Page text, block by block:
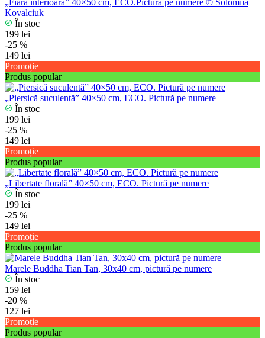
„Fiara interioară” 40×50 cm, ECO.Pictură pe numere © Solomiia
Kovalciuk
În stoc
199 lei
-25 %
149 lei
Promoție
Produs popular
„Piersică suculentă” 40×50 cm, ECO. Pictură pe numere
În stoc
199 lei
-25 %
149 lei
Promoție
Produs popular
„Libertate florală” 40×50 cm, ECO. Pictură pe numere
În stoc
199 lei
-25 %
149 lei
Promoție
Produs popular
Marele Buddha Tian Tan, 30x40 cm, pictură pe numere
În stoc
159 lei
-20 %
127 lei
Promoție
Produs popular